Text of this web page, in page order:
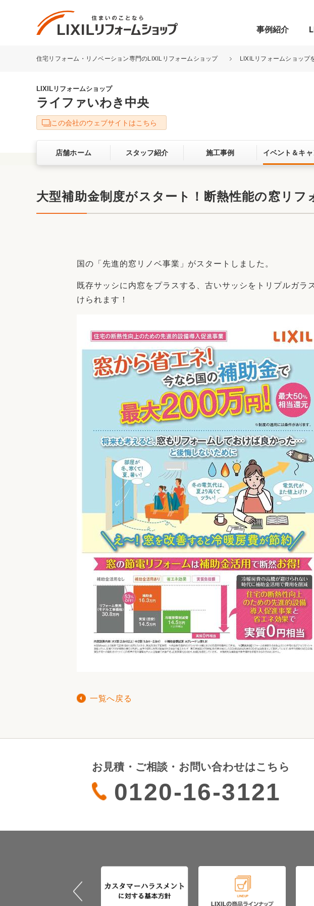
事例紹介
リフォーム事例を探す
キッチン
洗面化粧室 トイレ 玄
ベランダ・バルコニー ガーデンスペース
お客さまの声 3Dシミュレーション
LIXILリフォームショップについて
サービス向上・品質改善の取り組み お客さま満足度ア
リフォームコンシェルジュ® ライフスタイルコ
中古物件探しから性能向上リフォームをワン
ストップ
住宅リフォーム・リノベーション専門のLIXILリフォームショップ LIXILリフォームショップ
LIXILリフォームショップ
ライファいわき中央
この会社のウェブサイトはこちら
店舗ホーム スタッフ紹介 施工事例 イベント＆キ
大型補助金制度がスタート！断熱性能の窓リフ
国の「先進的窓リノベ事業」がスタートしました。
既存サッシに内窓をプラスする、古いサッシをトリプルガ
けられます！
一覧へ戻る
お見積・ご相談・お問い合わせはこちら
0120-16-3121